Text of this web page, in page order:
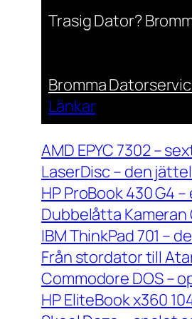
Trasig Dator?
Bromma
Länkar
AMD EPYC 7302 –
LaserDisc – den
HP ProBook 430 G4
Dubbelåtta
IBM ThinkPad 701 –
Från stordator till
Commodore DOS –
HP EliteBook x360